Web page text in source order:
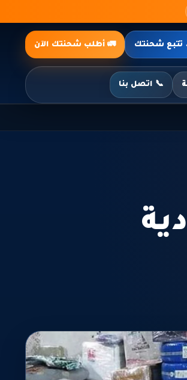
📞 اتصل بنا
تتبع شحنتك 🚛 أطلب شحنتك الآن